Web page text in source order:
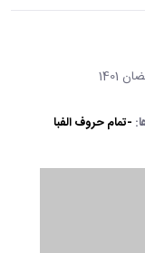
-تمام حروف الفبا